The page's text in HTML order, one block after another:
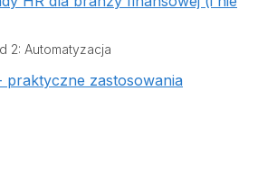
2: Automatyzacja
praktyczne zastosowania